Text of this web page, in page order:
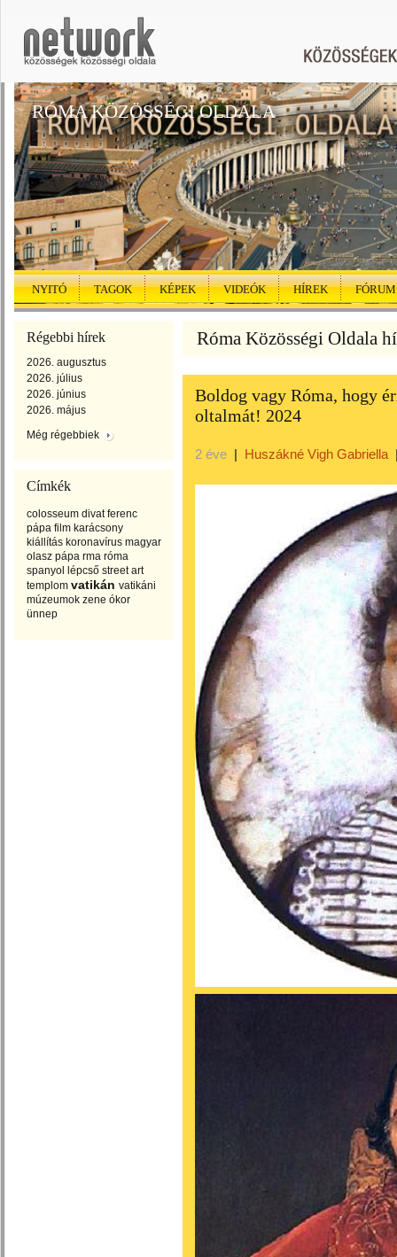
RÓMA KÖZÖSSÉGI OLDALA
NYITÓ TAGOK KÉPEK VIDEÓK HÍREK FÓRUM
Régebbi hírek
2026. augusztus
2026. július
2026. június
2026. május
Még régebbiek
Címkék
colosseum divat ferenc
pápa film karácsony
kiállítás koronavírus magyar
olasz pápa rma róma
spanyol lépcső street art
templom vatikán vatikáni
múzeumok zene ókor
ünnep
Róma Közösségi Oldala
Boldog vagy Róma, hogy
oltalmát! 2024
2 éve | Huszákné Vigh Gabriella